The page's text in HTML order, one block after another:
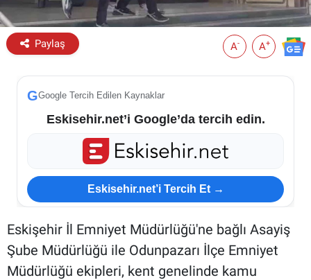
Paylaş A- A+
GGoogle Tercih Edilen Kaynaklar
Eskisehir.net’i Google’da tercih edin.
Eskisehir.net’i Tercih Et →
Eskişehir İl Emniyet Müdürlüğü'ne bağlı Asayiş
Şube Müdürlüğü ile Odunpazarı İlçe Emniyet
Müdürlüğü ekipleri, kent genelinde kamu